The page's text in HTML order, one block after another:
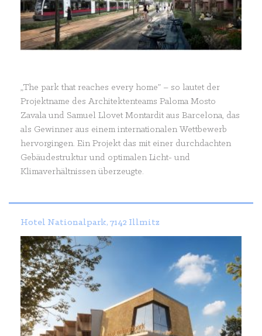
„The park that reaches every home” – so lautet der
Projektname des Architektenteams Paloma Mosto
Zavala und Samuel Llovet Montardit aus Barcelona, das
als Gewinner aus einem internationalen Wettbewerb
hervorgingen. Ein Projekt das mit einer durchdachten
Gebäudestruktur und optimalen Licht- und
Klimaverhältnissen überzeugte.
Hotel Nationalpark, 7142 Illmitz